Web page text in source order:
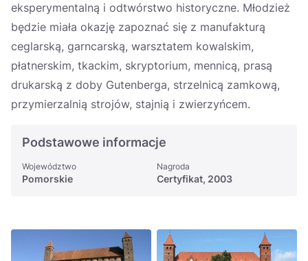
Português Norsk
Suomi Svenska
Україна
Zamknij
eksperymentalną i odtwórstwo historyczne. Młodzież
będzie miała okazję zapoznać się z manufakturą
ceglarską, garncarską, warsztatem kowalskim,
płatnerskim, tkackim, skryptorium, mennicą, prasą
drukarską z doby Gutenberga, strzelnicą zamkową,
przymierzalnią strojów, stajnią i zwierzyńcem.
Podstawowe informacje
Województwo
Pomorskie
Nagroda
Certyfikat, 2003